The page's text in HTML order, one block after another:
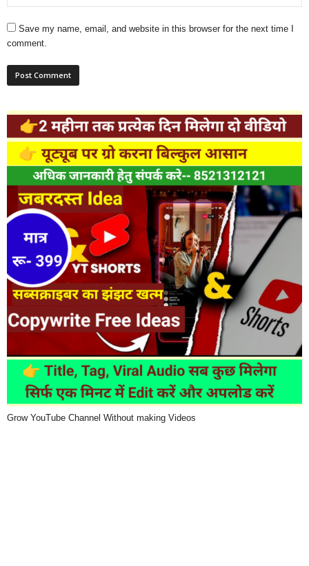
Save my name, email, and website in this browser for the next time I
comment.
Grow YouTube Channel Without making Videos